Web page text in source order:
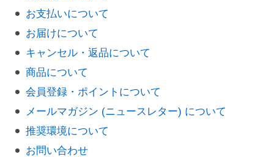
お支払いについて
お届けについて
キャンセル・返品について
商品について
会員登録・ポイントについて
メールマガジン (ニュースレター) について
推奨環境について
お問い合わせ